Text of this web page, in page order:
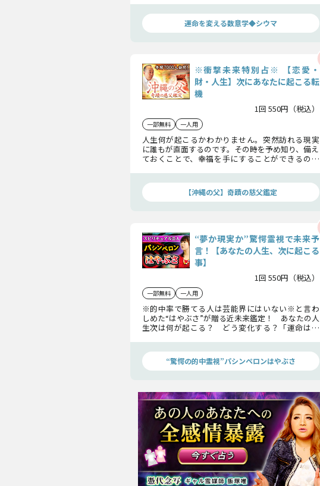
は何か？ ズバリお答えします！
運命を変える数意学◆シウマ
※衝撃未来特別占※ 【恋愛・
財・人生】次にあなたに起こる転
機
1回 550円（税込）
一部無料 一人用
人生何が起こるかわかりません。突然訪れる現実
に誰もが直面するのです。その時を予め知り、備え
ておくことで、幸福を手にすることができるので
【沖縄の父】奇蹟の慈父鑑定
“夢か現実か”驚愕霊視で未来予
言！【あなたの人生、次に起こる
事】
1回 550円（税込）
一部無料 一人用
※的中率で勝てる人は芸能界にはいない※と言わ
しめた“はやぶさ”が贈る近未来鑑定！ あなたの人
生次は何が起こる？ どう変化する？「運命はか
視”を是非お試し下さい。
“驚愕の的中霊視”パシンペロンはやぶさ